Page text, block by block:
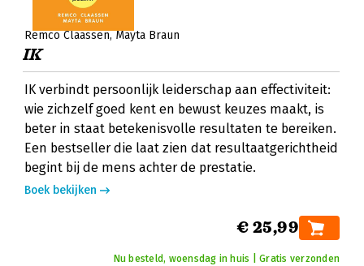
Remco Claassen Mayta Braun
IK
IK verbindt persoonlijk leiderschap aan effectiviteit:
wie zichzelf goed kent en bewust keuzes maakt, is
beter in staat betekenisvolle resultaten te bereiken.
Een bestseller die laat zien dat resultaatgerichtheid
begint bij de mens achter de prestatie.
Boek bekijken
€ 25,99
Nu besteld, woensdag in huis | Gratis verzonden